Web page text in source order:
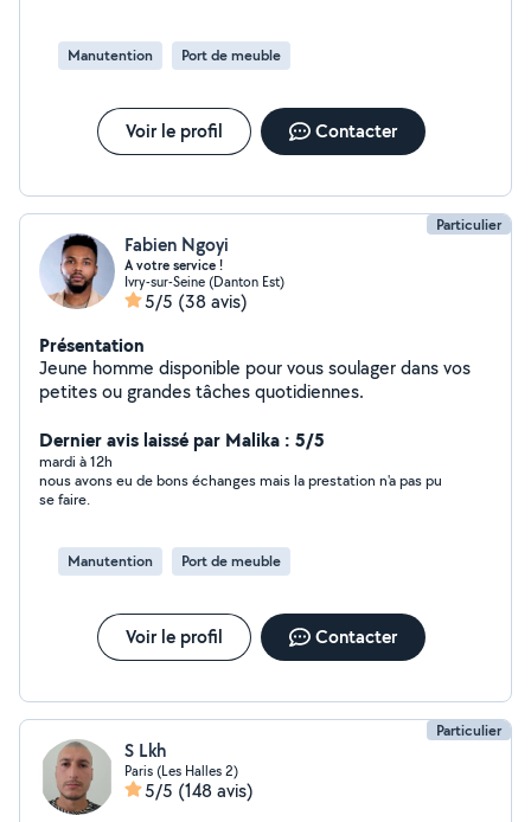
entrepôts, salles, chantiers et autres établissements,
ainsi que la gestion complète de vos déménagements
France. Faites confiance à une équipe réactive, sérieuse
et professionnelle pour vous accompagner dans
Manutention Port de meuble
Voir le profil Contacter
Particulier
Fabien Ngoyi
A votre service !
Ivry-sur-Seine (Danton Est)
5/5 (38 avis)
Présentation
Jeune homme disponible pour vous soulager dans vos
petites ou grandes tâches quotidiennes.
Dernier avis laissé par Malika : 5/5
mardi à 12h
nous avons eu de bons échanges mais la prestation n'a pas pu
se faire.
Manutention Port de meuble
Voir le profil Contacter
Particulier
S Lkh
Paris (Les Halles 2)
5/5 (148 avis)